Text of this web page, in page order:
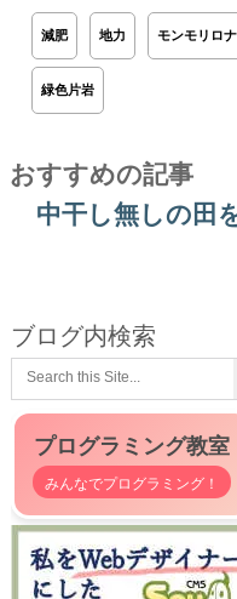
減肥 地力 モンモリロ
緑色片岩
おすすめの記事
中干し無しの田
ブログ内検索
プログラミング教室
みんなでプログラミング！